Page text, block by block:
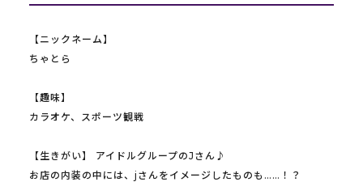
【ニックネーム】
ちゃとら
【趣味】
カラオケ、スポーツ観戦
【生きがい】 アイドルグループのJさん♪
お店の内装の中には、jさんをイメージしたものも……！？